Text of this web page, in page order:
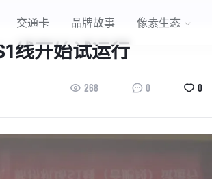
交通卡 品牌故事 像素生态
线开始试运行
268 0 0